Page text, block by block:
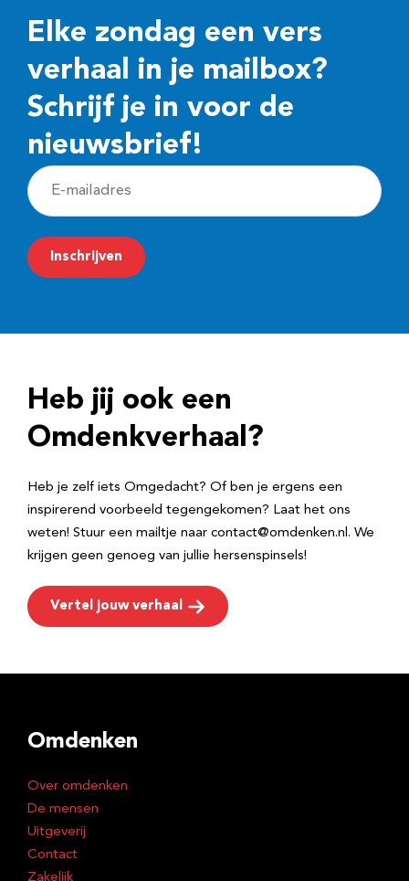
Elke zondag een vers
verhaal in je mailbox?
Schrijf je in voor de
nieuwsbrief!
E
-
m
a
r
e
Inschrijven
Heb jij ook een
Omdenkverhaal?
Heb je zelf iets Omgedacht? Of ben je ergens een
inspirerend voorbeeld tegengekomen? Laat het ons
weten! Stuur een mailtje naar contact@omdenken.nl. We
krijgen geen genoeg van jullie hersenspinsels!
Vertel jouw verhaal
Omdenken
Over omdenken
De mensen
Uitgeverij
Contact
Zakelijk